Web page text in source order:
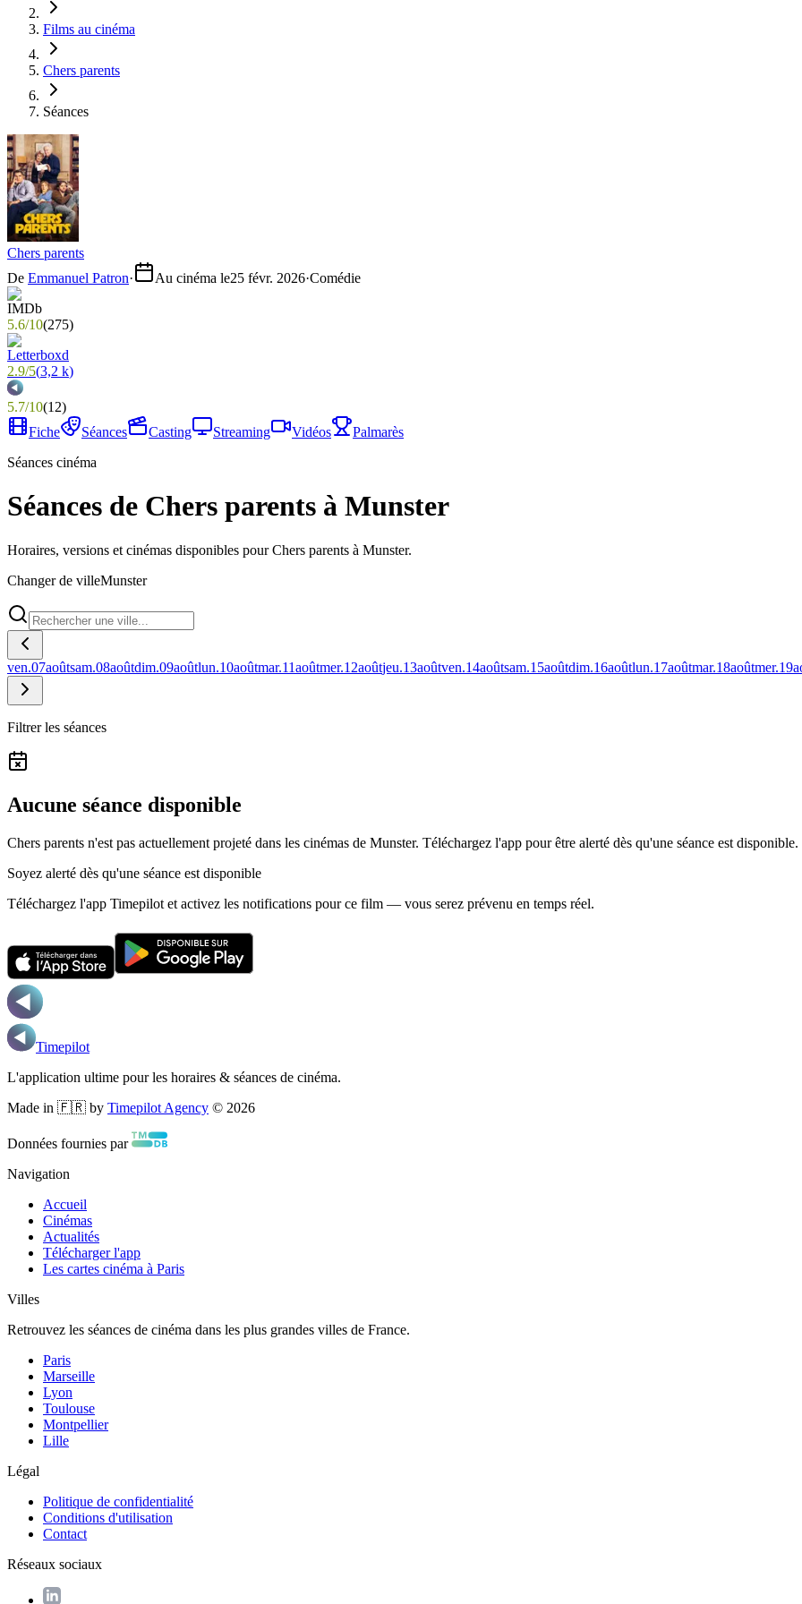
Films au cinéma
Chers parents
Séances
Chers parents
De Emmanuel Patron· Au cinéma le25 févr. 2026·Comédie
5.6/10(275)
2.9/5(3,2 k)
5.7/10(12)
Fiche
Séances Casting Streaming Vidéos
Palmarès
Séances cinéma
Séances de Chers parents à Munster
Horaires, versions et cinémas disponibles pour Chers parents à Munster.
Changer de villeMunster
ven.07aoûtsam.08aoûtdim.09aoûtlun.10aoûtmar.11aoûtmer.12aoûtjeu.13aoûtven.14aoûtsam.15aoûtdim.16aoûtlun.17aoûtmar.18aoûtmer.19
Filtrer les séances
Aucune séance disponible
Chers parents n'est pas actuellement projeté dans les cinémas de Munster. Téléchargez l'app pour être alerté dès qu'une séance est disponible.
Soyez alerté dès qu'une séance est disponible
Téléchargez l'app Timepilot et activez les notifications pour ce film — vous serez prévenu en temps réel.
Timepilot
L'application ultime pour les horaires & séances de cinéma.
Made in 🇫🇷 by Timepilot Agency © 2026
Données fournies par
Navigation
Accueil
Cinémas
Actualités
Télécharger l'app
Les cartes cinéma à Paris
Villes
Retrouvez les séances de cinéma dans les plus grandes villes de France.
Paris
Marseille
Lyon
Toulouse
Montpellier
Lille
Légal
Politique de confidentialité
Conditions d'utilisation
Contact
Réseaux sociaux